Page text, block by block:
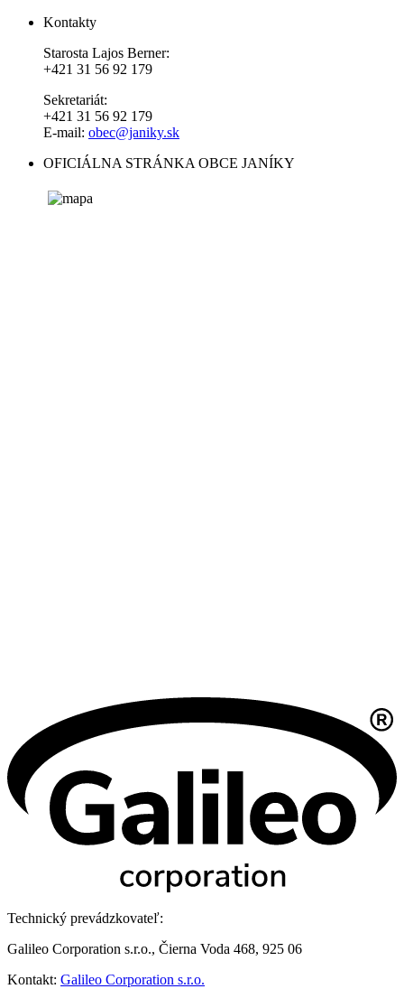
Kontakty
Starosta Lajos Berner:
+421 31 56 92 179
Sekretariát:
+421 31 56 92 179
E-mail: obec@janiky.sk
OFICIÁLNA STRÁNKA OBCE JANÍKY
Technický prevádzkovateľ:
Galileo Corporation s.r.o., Čierna Voda 468, 925 06
Kontakt: Galileo Corporation s.r.o.